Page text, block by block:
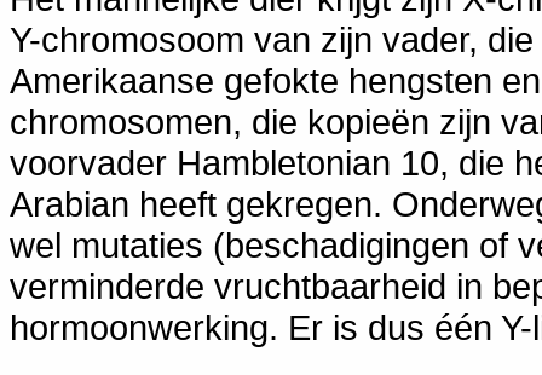
Y-chromosoom van zijn vader,
Amerikaanse gefokte hengsten
chromosomen, die kopieën zijn
voorvader Hambletonian 10, die
Arabian heeft gekregen.
wel mutaties (beschadigingen of
verminderde vruchtbaarheid in
hormoonwerking. Er is dus één